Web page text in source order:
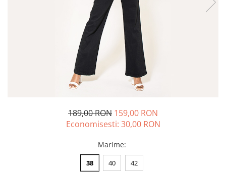
189,00 RON 159,00 RON
Economisesti: 30,00 RON
Marime:
38 40 42